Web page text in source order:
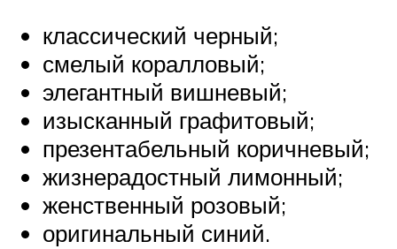
классический черный;
смелый коралловый;
элегантный вишневый;
изысканный графитовый;
презентабельный коричневый;
жизнерадостный лимонный;
женственный розовый;
оригинальный синий.